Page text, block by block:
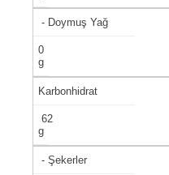
- Doymuş Yağ
0
g
Karbonhidrat
62
g
- Şekerler